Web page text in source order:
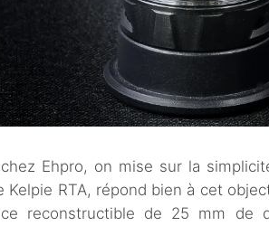
Ehpro, on mise sur la
Kelpie RTA, répond bien à cet
reconstructible de 25 mm de